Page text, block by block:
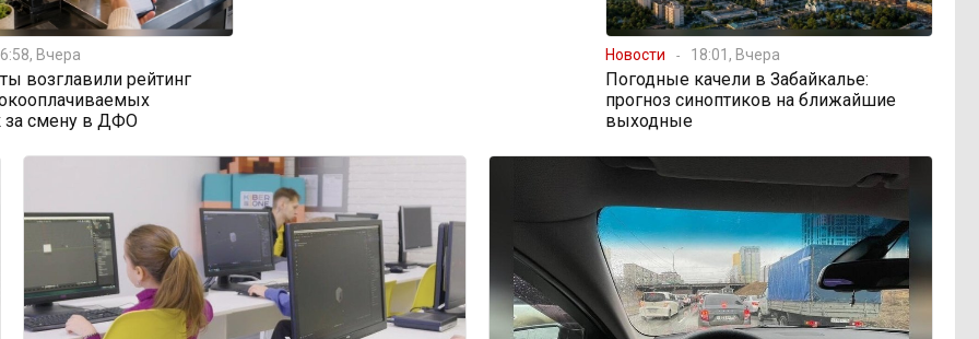
Вчера
возглавили рейтинг
за смену в ДФО
Новости 18:01, Вчера
Погодные качели в Забайкалье:
прогноз синоптиков на ближайшие
выходные